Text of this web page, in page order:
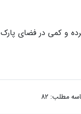
و کمی در فضای پارک
مطلب: 82